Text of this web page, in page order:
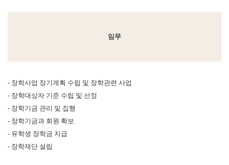
임무
- 장학사업 장기계획 수립 및 장학관련 사업
- 장학대상자 기준 수립 및 선정
- 장학기금 관리 및 집행
- 장학기금과 회원 확보
- 유학생 장학금 지급
- 장학재단 설립